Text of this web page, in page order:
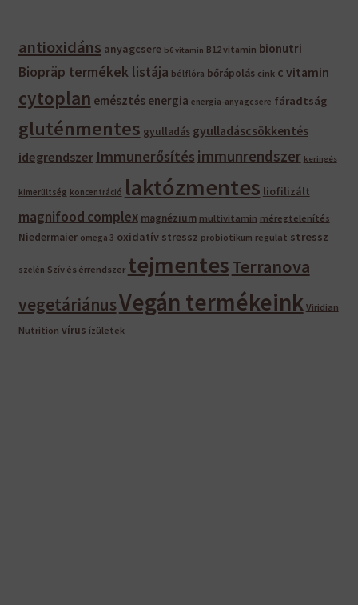
antioxidáns anyagcsere b6 vitamin B12 vitamin bionutri
Biopräp termékek listája bélflóra bőrápolás cink c vitamin
cytoplan emésztés energia energia-anyagcsere fáradtság
gluténmentes gyulladás gyulladáscsökkentés
idegrendszer Immunerősítés immunrendszer keringés
kimerültség koncentráció laktózmentes liofilizált
magnifood complex magnézium multivitamin méregtelenítés
Niedermaier omega 3 oxidatív stressz probiotikum regulat stressz
szelén Szív és érrendszer tejmentesTerranova
vegetáriánusVegán termékeink Viridian
Nutrition vírus ízületek